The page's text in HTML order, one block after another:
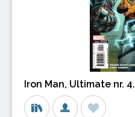
Iron Man, Ultimate nr. 4.